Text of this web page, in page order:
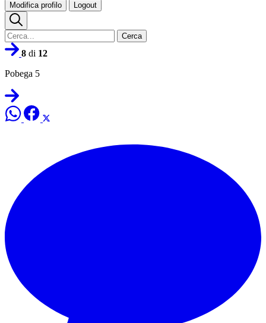
Modifica profilo Logout
Cerca
8 di 12
Pobega 5